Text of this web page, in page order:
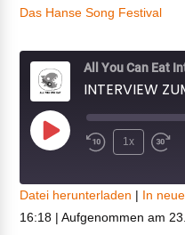
Das Hanse Song Festival
All You Can Eat
INTERVIEW
Play
1x
TEILEN
Datei herunterladen | In
16:18 |Aufgenommen am